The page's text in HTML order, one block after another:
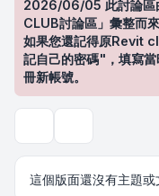
2026/06/05 此討論區
CLUB討論區」彙整而來
如果您還記得原Revit
記自己的密碼"，填寫
冊新帳號。
這個版面還沒有主題或